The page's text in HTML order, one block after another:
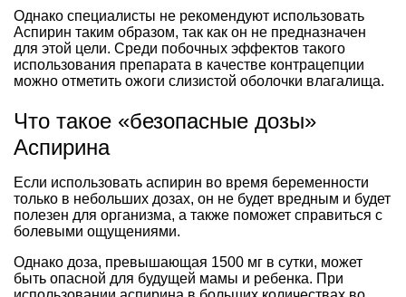
Однако специалисты не рекомендуют использовать
Аспирин таким образом, так как он не предназначен
для этой цели. Среди побочных эффектов такого
использования препарата в качестве контрацепции
можно отметить ожоги слизистой оболочки влагалища.
Что такое «безопасные дозы»
Аспирина
Если использовать аспирин во время беременности
только в небольших дозах, он не будет вредным и будет
полезен для организма, а также поможет справиться с
болевыми ощущениями.
Однако доза, превышающая 1500 мг в сутки, может
быть опасной для будущей мамы и ребенка. При